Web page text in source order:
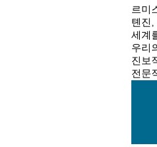
르미
톈진,
세계
우리
진보
전문